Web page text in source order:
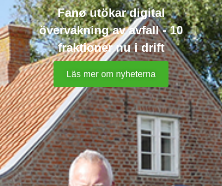
Fanø utökar digital
övervakning av avfall - 10
fraktioner nu i drift
Läs mer om nyheterna